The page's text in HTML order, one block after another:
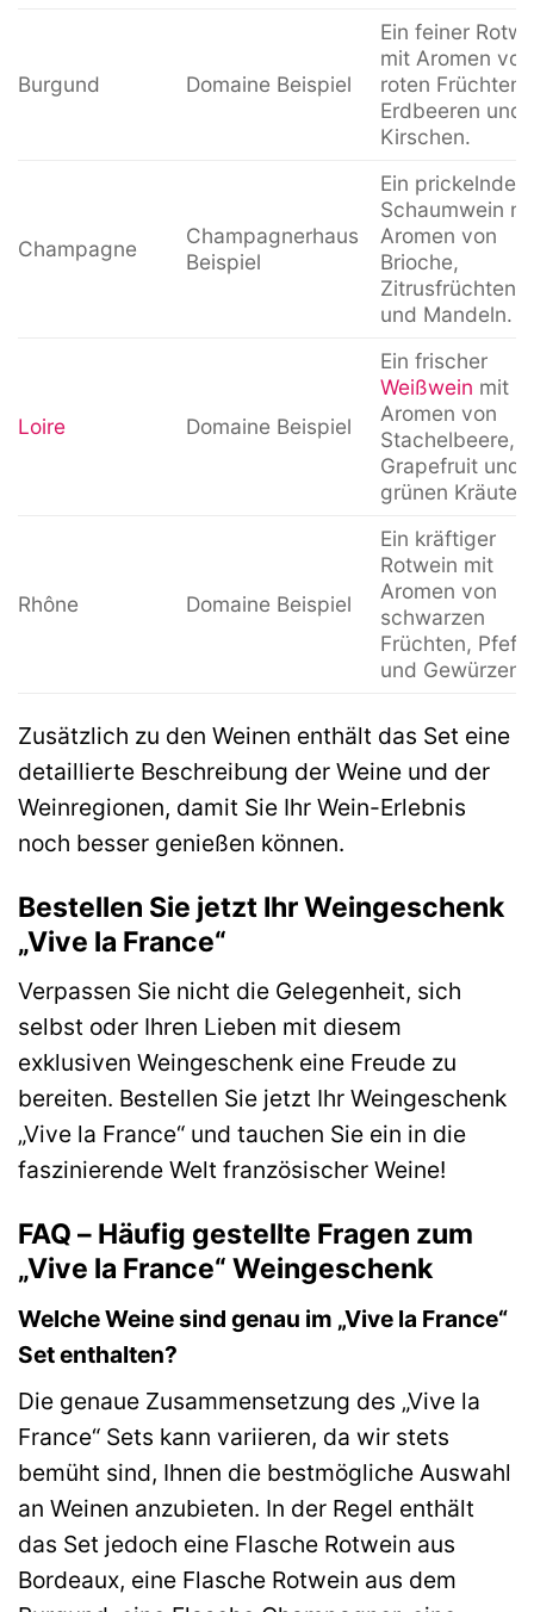
Burgund Domaine Beispiel
Ein feiner
mit Aromen von
roten Früchten,
Erdbeeren und
Kirschen.
Champagne
Champagnerhaus
Beispiel
Ein prickelnder
Schaumwein
Aromen von
Brioche,
Zitrusfrüchten
und Mandeln.
Loire Domaine Beispiel
Ein frischer
Weißwein mit
Aromen von
Stachelbeere,
Grapefruit und
grünen
Rhône Domaine Beispiel
Ein kräftiger
Rotwein mit
Aromen von
schwarzen
Früchten,
und Gewürzen.
Zusätzlich zu den Weinen enthält das Set eine
detaillierte Beschreibung der Weine und der
Weinregionen, damit Sie Ihr Wein-Erlebnis
noch besser genießen können.
Bestellen Sie jetzt Ihr Weingeschenk
„Vive la France“
Verpassen Sie nicht die Gelegenheit, sich
selbst oder Ihren Lieben mit diesem
exklusiven Weingeschenk eine Freude zu
bereiten. Bestellen Sie jetzt Ihr Weingeschenk
„Vive la France“ und tauchen Sie ein in die
faszinierende Welt französischer Weine!
FAQ – Häufig gestellte Fragen zum
„Vive la France“ Weingeschenk
Welche Weine sind genau im „Vive la France“
Set enthalten?
Die genaue Zusammensetzung des „Vive la
France“ Sets kann variieren, da wir stets
bemüht sind, Ihnen die bestmögliche Auswahl
an Weinen anzubieten. In der Regel enthält
das Set jedoch eine Flasche Rotwein aus
Bordeaux, eine Flasche Rotwein aus dem